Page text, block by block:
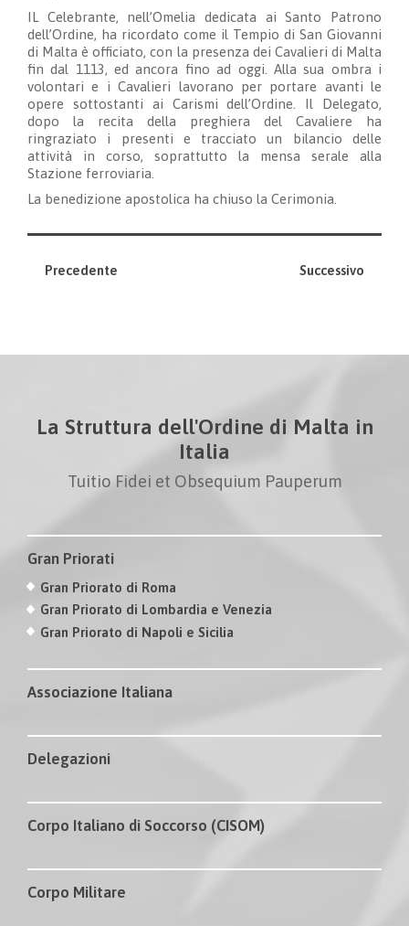
IL Celebrante, nell’Omelia dedicata ai Santo Patrono
dell’Ordine, ha ricordato come il Tempio di San Giovanni
di Malta è officiato, con la presenza dei Cavalieri di Malta
fin dal 1113, ed ancora fino ad oggi. Alla sua ombra i
volontari e i Cavalieri lavorano per portare avanti le
opere sottostanti ai Carismi dell’Ordine. Il Delegato,
dopo la recita della preghiera del Cavaliere ha
ringraziato i presenti e tracciato un bilancio delle
attività in corso, soprattutto la mensa serale alla
Stazione ferroviaria.
La benedizione apostolica ha chiuso la Cerimonia.
Precedente Successivo
La Struttura dell'Ordine di Malta in
Italia
Tuitio Fidei et Obsequium Pauperum
Gran Priorati
Gran Priorato di Roma
Gran Priorato di Lombardia e Venezia
Gran Priorato di Napoli e Sicilia
Associazione Italiana
Delegazioni
Corpo Italiano di Soccorso (CISOM)
Corpo Militare